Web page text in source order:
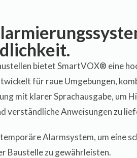
bietet SmartVOX® eine
für raue Umgebungen,
mit klarer Sprachausgabe, um
verständliche Anweisungen zu
Alarmsystem, um eine
Baustelle zu gewährleisten.